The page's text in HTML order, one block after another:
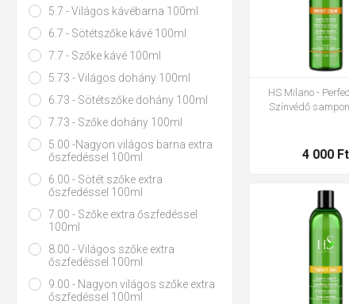
HS Milano -
Színvédő
4 000 Ft
5.7 - Világos kávébarna 100ml
6.7 - Sötétszőke kávé 100ml
7.7 - Szőke kávé 100ml
5.73 - Világos dohány 100ml
6.73 - Sötétszőke dohány 100ml
7.73 - Szőke dohány 100ml
5.00 -Nagyon világos barna extra
őszfedéssel 100ml
6.00 - Sötét szőke extra
őszfedéssel 100ml
7.00 - Szőke extra őszfedéssel
100ml
8.00 - Világos szőke extra
őszfedéssel 100ml
9.00 - Nagyon világos szőke extra
őszfedéssel 100ml